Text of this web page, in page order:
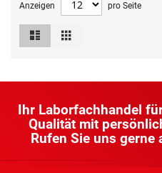
Anzeigen pro Seite
Ansicht
Ihr Laborfachhandel
Qualität mit
Rufen Sie uns gerne